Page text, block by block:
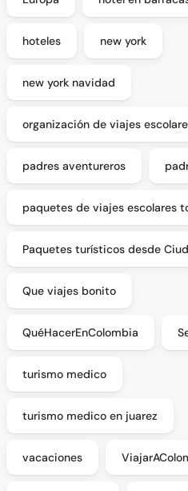
hoteles new york
new york navidad
organización de viajes
padres aventureros
paquetes de viajes escolares
Paquetes turísticos desde
Que viajes bonito
QuéHacerEnColombia
turismo medico
turismo medico en juarez
vacaciones